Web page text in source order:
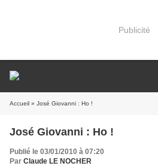
Publicité
Accueil » José Giovanni : Ho !
José Giovanni : Ho !
Publié le 03/01/2010 à 07:20
Par Claude LE NOCHER